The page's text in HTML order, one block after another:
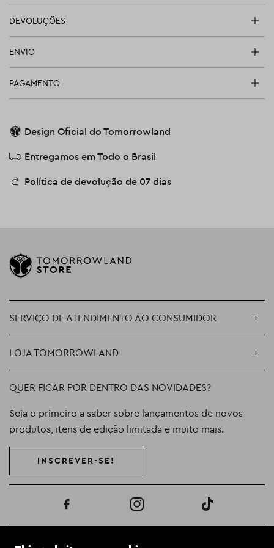
DEVOLUÇÕES
ENVIO
PAGAMENTO
Design Oficial do Tomorrowland
Entregamos em Todo o Brasil
Política de devolução de 07 dias
Facebook Instagram TikTok
SERVIÇO DE ATENDIMENTO AO CONSUMIDOR
LOJA TOMORROWLAND
QUER FICAR POR DENTRO DAS NOVIDADES?
Seja o primeiro a saber sobre lançamentos de novos
produtos, itens de edição limitada e muito mais.
INSCREVER-SE!